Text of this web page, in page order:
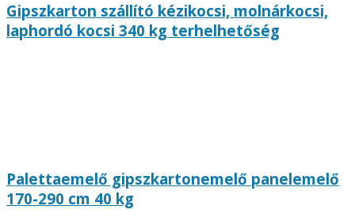
Gipszkarton szállító kézikocsi, molnárkocsi,
laphordó kocsi 340 kg terhelhetőség
Palettaemelő gipszkartonemelő panelemelő
170-290 cm 40 kg